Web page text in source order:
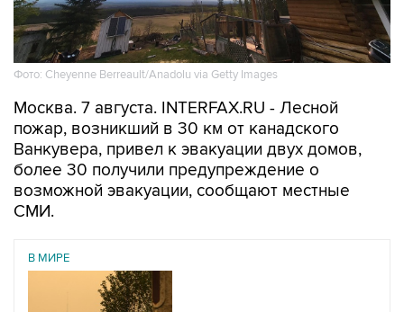
Фото: Cheyenne Berreault/Anadolu via Getty Images
Москва. 7 августа. INTERFAX.RU - Лесной
пожар, возникший в 30 км от канадского
Ванкувера, привел к эвакуации двух домов,
более 30 получили предупреждение о
возможной эвакуации, сообщают местные
СМИ.
В МИРЕ